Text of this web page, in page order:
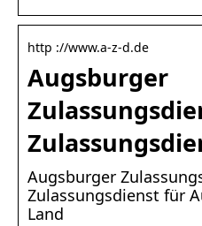
http ://www.a-z-d.de
Augsburger
Augsburger
Zulassungsdienst für
Land